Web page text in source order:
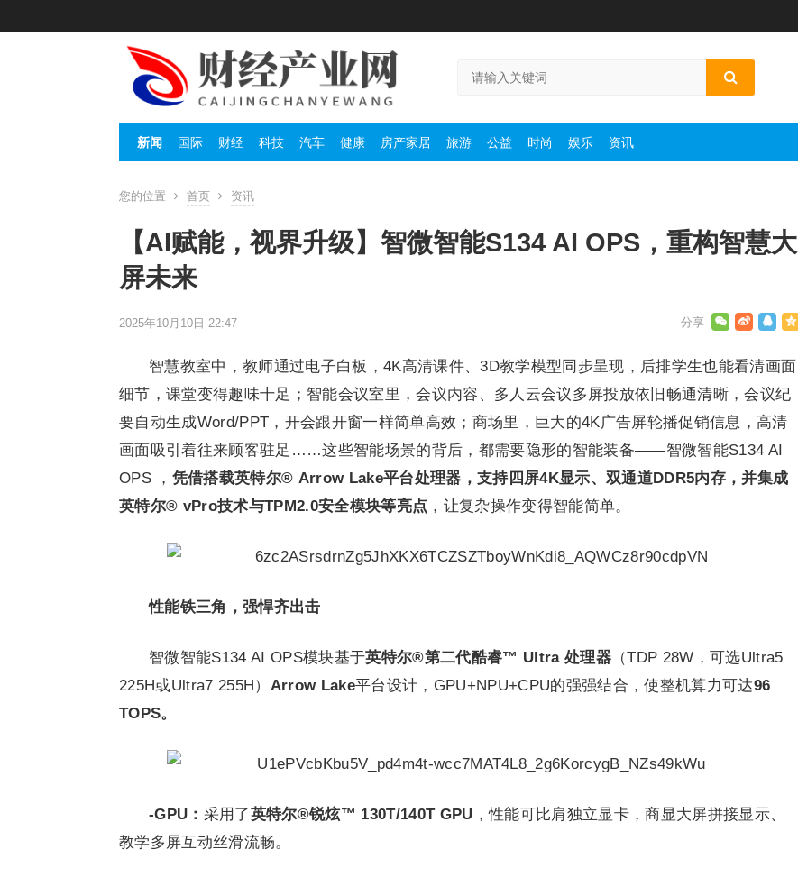
新闻 国际 财经 科技 汽车 健康 房产家居 旅游 公益 时尚 娱乐 资讯
您的位置 首页 资讯
【AI赋能，视界升级】智微智能S134 AI OPS，重构智慧大
屏未来
2025年10月10日 22:47
智慧教室中，教师通过电子白板，4K高清课件、3D教学模型同步呈现，后排学生也能看清画面
细节，课堂变得趣味十足；智能会议室里，会议内容、多人云会议多屏投放依旧畅通清晰，会议纪
要自动生成Word/PPT，开会跟开窗一样简单高效；商场里，巨大的4K广告屏轮播促销信息，高清
画面吸引着往来顾客驻足……这些智能场景的背后，都需要隐形的智能装备——智微智能S134 AI
OPS ， 凭借搭载英特尔® Arrow Lake平台处理器，支持四屏4K显示、双通道DDR5内存，并集成
英特尔® vPro技术与TPM2.0安全模块等亮点 ，让复杂操作变得智能简单。
性能铁三角，强悍齐出击
智微智能S134 AI OPS模块基于英特尔®第二代酷睿™ Ultra 处理器（TDP 28W，可选Ultra5
225H或Ultra7 255H） Arrow Lake平台设计，GPU+NPU+CPU的强强结合，使整机算力可达96
TOPS。
-GPU： 采用了英特尔®锐炫™ 130T/140T GPU ，性能可比肩独立显卡，商显大屏拼接显示、
教学多屏互动丝滑流畅。